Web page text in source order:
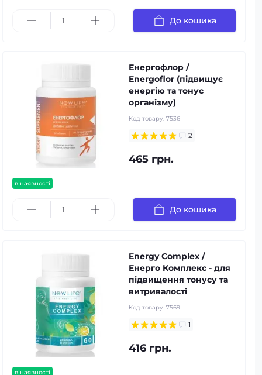
До кошика
в наявності
Енергофлор /
Energoflor (підвищує
енергію та тонус
організму)
Код товару: 7536
2
465 грн.
До кошика
в наявності
Energy Complex /
Енерго Комплекс - для
підвищення тонусу та
витривалості
Код товару: 7569
1
416 грн.